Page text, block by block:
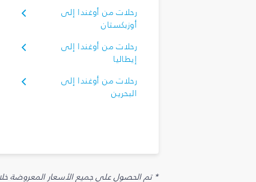
رحلات من أوغندا إلى
أوزبكستان
رحلات من أوغندا إلى
إيطاليا
رحلات من أوغندا إلى
البحرين
* تم الحصول على جميع الأسعار المعروضة خلال آخر 48 ساعة قد لا تكون متوفرة في وقت الحجز. قد يتم تطبيق رسوم إضافية على